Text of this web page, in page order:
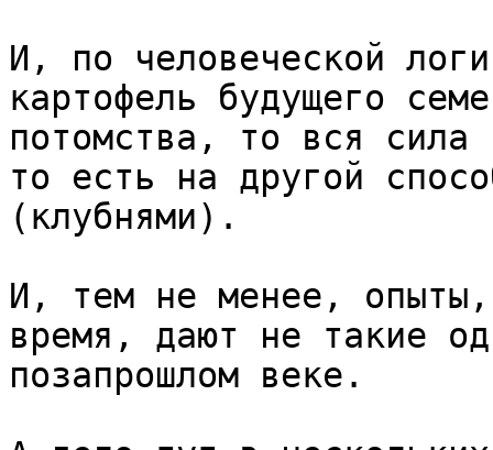
И, по человеческой
картофель будущего
потомства, то вся сила
то есть на другой
(клубнями).
И, тем не менее, опыты,
время, дают не такие
позапрошлом веке.